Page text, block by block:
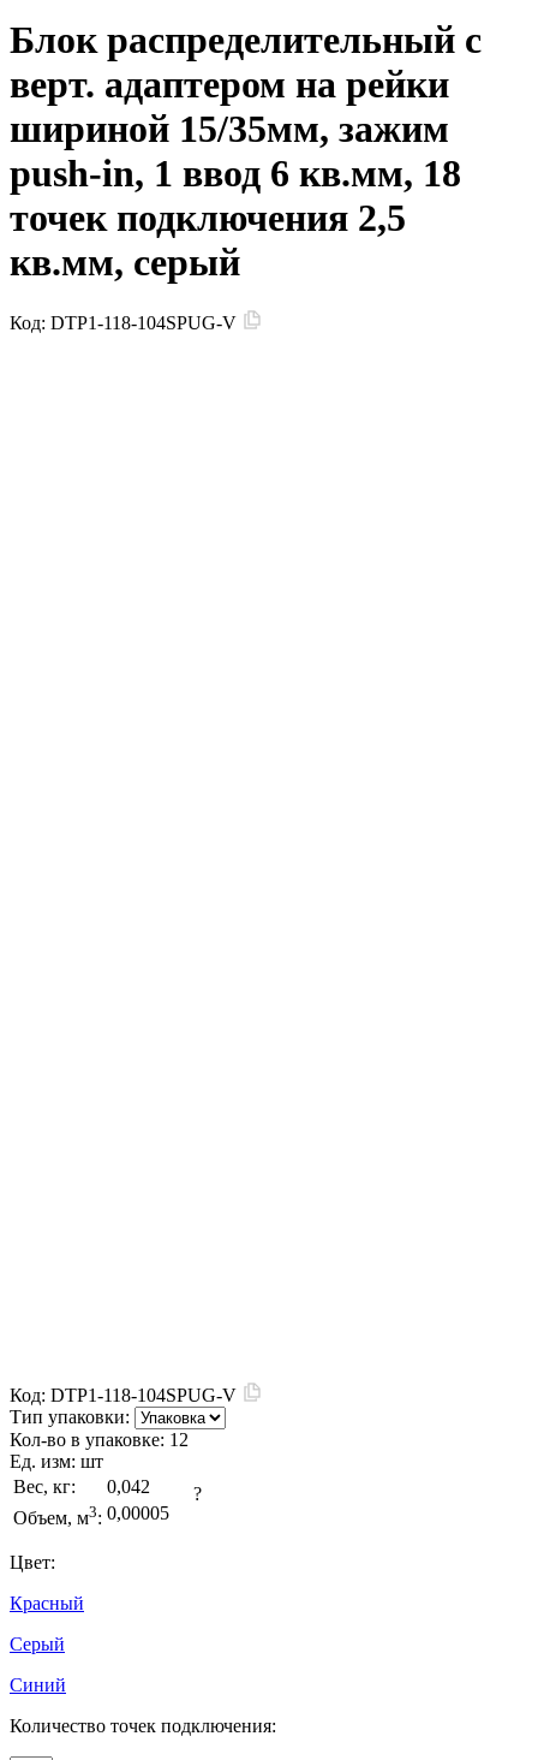
Блок распределительный с
верт. адаптером на рейки
шириной 15/35мм, зажим
push-in, 1 ввод 6 кв.мм, 18
точек подключения 2,5
кв.мм, серый
Код: DTP1-118-104SPUG-V
Код: DTP1-118-104SPUG-V
Тип упаковки:
Кол-во в упаковке: 12
Ед. изм: шт
Вес, кг:
0,042
Объем, м3: 0,00005
?
Цвет:
Красный
Серый
Синий
Количество точек подключения: